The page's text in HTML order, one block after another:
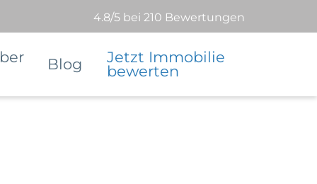
4.8/5 bei 210 Bewertungen
Blog
Jetzt Immobilie
bewerten